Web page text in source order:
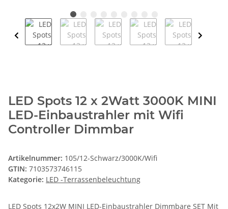
LED Spots 12 x 2Watt 3000K MINI
LED-Einbaustrahler mit Wifi
Controller Dimmbar
Artikelnummer: 105/12-Schwarz/3000K/Wifi
GTIN: 7103573746115
Kategorie: LED -Terrassenbeleuchtung
LED Spots 12x2W MINI LED-Einbaustrahler Dimmbare SET Mit